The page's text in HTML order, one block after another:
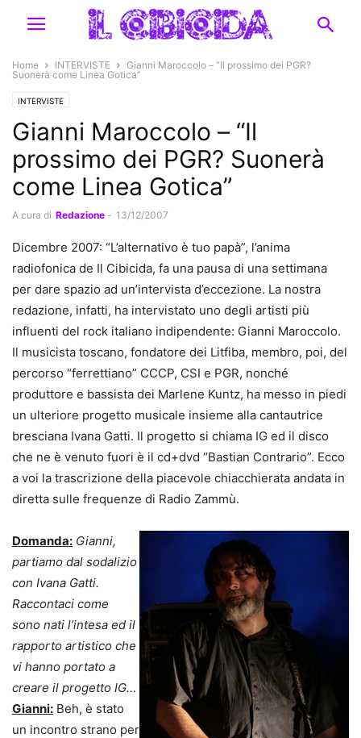
Home INTERVISTE
Gianni Maroccolo – “Il prossimo dei PGR?
Suonerà come Linea Gotica”
INTERVISTE
Gianni Maroccolo – “Il
prossimo dei PGR? Suonerà
come Linea Gotica”
A cura di Redazione - 13/12/2007
Dicembre 2007: “L’alternativo è tuo papà”, l’anima
radiofonica de Il Cibicida, fa una pausa di una settimana
per dare spazio ad un’intervista d’eccezione. La nostra
redazione, infatti, ha intervistato uno degli artisti più
influenti del rock italiano indipendente: Gianni Maroccolo.
Il musicista toscano, fondatore dei Litfiba, membro, poi, del
percorso “ferrettiano” CCCP, CSI e PGR, nonché
produttore e bassista dei Marlene Kuntz, ha messo in piedi
un ulteriore progetto musicale insieme alla cantautrice
bresciana Ivana Gatti. Il progetto si chiama IG ed il disco
che ne è venuto fuori è il cd+dvd “Bastian Contrario”. Ecco
a voi la trascrizione della piacevole chiacchierata andata in
diretta sulle frequenze di Radio Zammù.
Domanda: Gianni,
partiamo dal sodalizio
con Ivana Gatti.
Raccontaci come
sono nati l’intesa ed il
rapporto artistico che
vi hanno portato a
creare il progetto IG…
Gianni: Beh, è stato
un incontro strano per